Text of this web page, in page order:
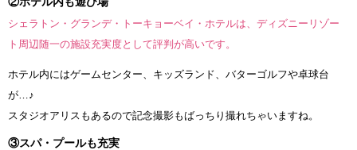
シェラトン・グランデ・トーキョーベイ・ホテルは、ディズニーリゾー
ト周辺随一の施設充実度として評判が高いです。
ホテル内にはゲームセンター、キッズランド、バターゴルフや卓球台
が…♪
スタジオアリスもあるので記念撮影もばっちり撮れちゃいますね。
③スパ・プールも充実